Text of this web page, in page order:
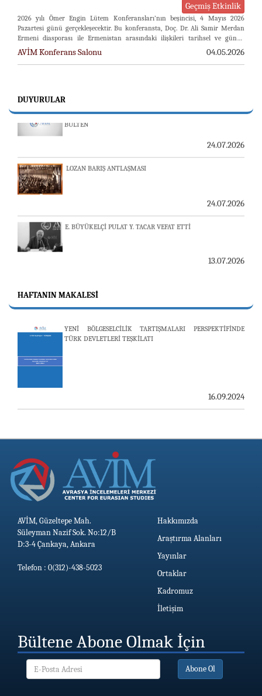
Geçmiş Etkinlik
2026 yılı Ömer Engin Lütem Konferansları’nın beşincisi, 4 Mayıs 2026
Pazartesi günü gerçekleşecektir. Bu konferansta, Doç. Dr. Ali Samir Merdan
Ermeni diasporası ile Ermenistan arasındaki ilişkileri tarihsel ve güncel
boyutlarıyla ele alacaktır. Ermeniler, Osmanlı Devleti’nin son dönemlerinde
AVİM Konferans Salonu 04.05.2026
DUYURULAR23-24 TEMMUZ SUNUCU SORUNU VE AVİM GÜNLÜK
19.06.2026
HAFTANIN MAKALESI
YENİ BÖLGESELCİLİK TARTIŞMALARI PERSPEKTİFİNDE
TÜRK DEVLETLERİ TEŞKİLATI
16.09.2024
AVİM, Güzeltepe Mah.
Süleyman Nazif Sok. No:12/B
D:3-4 Çankaya, Ankara
Telefon : 0(312)-438-5023
Hakkımızda
Araştırma Alanları
Yayınlar
Ortaklar
Kadromuz
İletişim
Bültene Abone Olmak İçin
Abone Ol